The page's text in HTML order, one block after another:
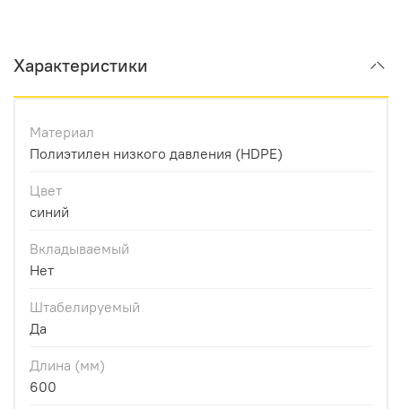
Характеристики
Материал
Полиэтилен низкого давления (HDPE)
Цвет
синий
Вкладываемый
Нет
Штабелируемый
Да
Длина (мм)
600